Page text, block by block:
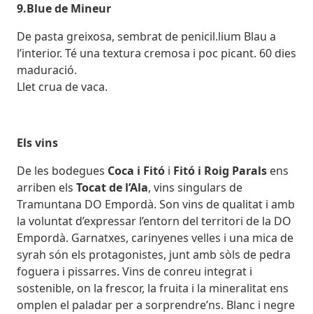
9.Blue de Mineur
De pasta greixosa, sembrat de penicil.lium Blau a
l’interior. Té una textura cremosa i poc picant. 60 dies
maduració.
Llet crua de vaca.
Els vins
De les bodegues Coca i Fitó i Fitó i Roig Parals ens
arriben els Tocat de l’Ala, vins singulars de
Tramuntana DO Empordà. Son vins de qualitat i amb
la voluntat d’expressar l’entorn del territori de la DO
Empordà. Garnatxes, carinyenes velles i una mica de
syrah són els protagonistes, junt amb sòls de pedra
foguera i pissarres. Vins de conreu integrat i
sostenible, on la frescor, la fruita i la mineralitat ens
omplen el paladar per a sorprendre’ns. Blanc i negre